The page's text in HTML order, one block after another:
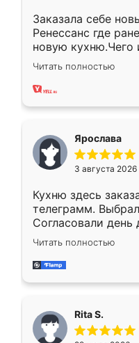
Заказала себе
Ренессанс где
новую кухню.Чего
вполне довольна.
два года,
Читать полностью
Ярослава
3 августа 2026
Кухню здесь
телеграмм.
Согласовали день
недели кухня
довольны
мебель за
Читать полностью
Rita S.